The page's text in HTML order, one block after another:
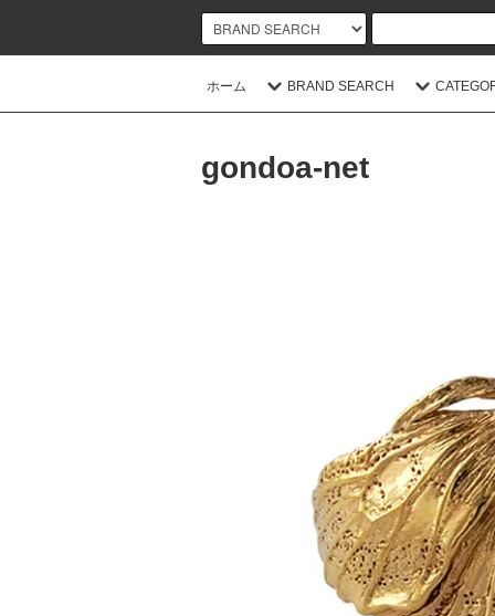
ホーム BRAND SEARCH
gondoa-net